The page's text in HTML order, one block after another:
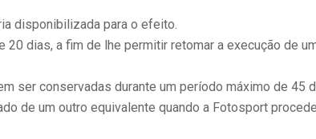
disponibilizada para o efeito.
dias, a fim de lhe permitir retomar a execução de
ser conservadas durante um período máximo de 45
de um outro equivalente quando a Fotosport